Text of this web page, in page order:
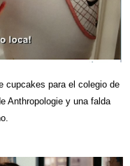
cupcakes para el colegio de
Anthropologie y una falda